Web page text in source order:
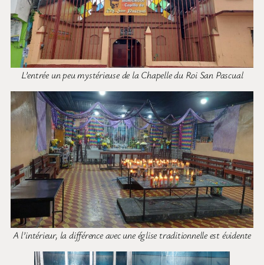
L’entrée un peu mystérieuse de la Chapelle du Roi San Pascual
A l’intérieur, la différence avec une église traditionnelle est évidente